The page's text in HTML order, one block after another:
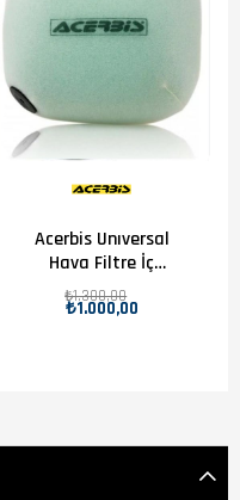
Acerbis Unıversal
Hava Filtre İç
Kapak Turuncu
₺1.000,00
₺1.300,00